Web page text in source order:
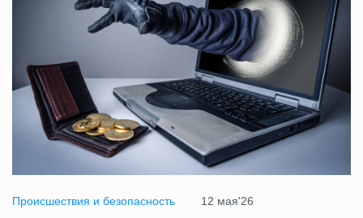
Происшествия и безопасность 12 мая'26